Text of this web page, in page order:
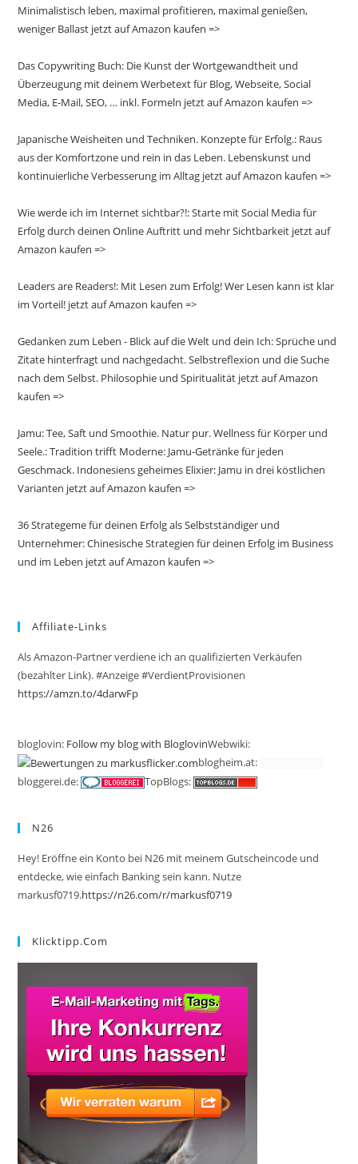
Minimalistisch leben, maximal profitieren, maximal genießen,
weniger Ballast jetzt auf Amazon kaufen =>
Das Copywriting Buch: Die Kunst der Wortgewandtheit und
Überzeugung mit deinem Werbetext für Blog, Webseite, Social
Media, E-Mail, SEO, … inkl. Formeln jetzt auf Amazon kaufen =>
Japanische Weisheiten und Techniken. Konzepte für Erfolg.: Raus
aus der Komfortzone und rein in das Leben. Lebenskunst und
kontinuierliche Verbesserung im Alltag jetzt auf Amazon kaufen =>
Wie werde ich im Internet sichtbar?!: Starte mit Social Media für
Erfolg durch deinen Online Auftritt und mehr Sichtbarkeit jetzt auf
Amazon kaufen =>
Leaders are Readers!: Mit Lesen zum Erfolg! Wer Lesen kann ist klar
im Vorteil! jetzt auf Amazon kaufen =>
Gedanken zum Leben - Blick auf die Welt und dein Ich: Sprüche und
Zitate hinterfragt und nachgedacht. Selbstreflexion und die Suche
nach dem Selbst. Philosophie und Spiritualität jetzt auf Amazon
kaufen =>
Jamu: Tee, Saft und Smoothie. Natur pur. Wellness für Körper und
Seele.: Tradition trifft Moderne: Jamu-Getränke für jeden
Geschmack. Indonesiens geheimes Elixier: Jamu in drei köstlichen
Varianten jetzt auf Amazon kaufen =>
36 Strategeme für deinen Erfolg als Selbstständiger und
Unternehmer: Chinesische Strategien für deinen Erfolg im Business
und im Leben jetzt auf Amazon kaufen =>
Affiliate-Links
Als Amazon-Partner verdiene ich an qualifizierten Verkäufen
(bezahlter Link). #Anzeige #VerdientProvisionen
https://amzn.to/4darwFp
bloglovin: Follow my blog with BloglovinWebwiki:
blogheim.at:
bloggerei.de:
TopBlogs:
N26
Hey! Eröffne ein Konto bei N26 mit meinem Gutscheincode und
entdecke, wie einfach Banking sein kann. Nutze
markusf0719.https://n26.com/r/markusf0719
Klicktipp.com